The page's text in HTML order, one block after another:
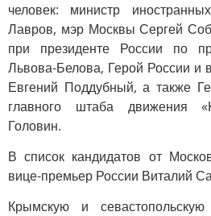
человек: министр
Лавров, мэр Москвы Сергей
при президенте России по
Львова-Белова, Герой России и
Евгений Поддубный, а также
главного штаба движения
Головин.
В список кандидатов от
вице-премьер России Виталий
Крымскую и севастопольскую